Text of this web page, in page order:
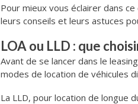
Pour mieux vous éclairer dans
leurs conseils et leurs astuces
LOA ou LLD : que
Avant de se lancer dans le
modes de location de véhicules
La LLD, pour location de longue